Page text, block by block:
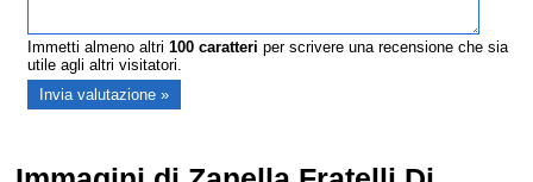
Immetti almeno altri100 caratteri per scrivere una recensione che sia
utile agli altri visitatori.